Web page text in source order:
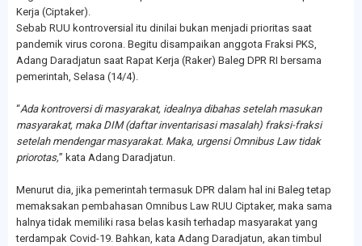
Kerja (Ciptaker).
Sebab RUU kontroversial itu dinilai bukan menjadi prioritas saat
pandemik virus corona. Begitu disampaikan anggota Fraksi PKS,
Adang Daradjatun saat Rapat Kerja (Raker) Baleg DPR RI bersama
pemerintah, Selasa (14/4).
“Ada kontroversi di masyarakat, idealnya dibahas setelah masukan
masyarakat, maka DIM (daftar inventarisasi masalah) fraksi-fraksi
setelah mendengar masyarakat. Maka, urgensi Omnibus Law tidak
priorotas,” kata Adang Daradjatun.
Menurut dia, jika pemerintah termasuk DPR dalam hal ini Baleg tetap
memaksakan pembahasan Omnibus Law RUU Ciptaker, maka sama
halnya tidak memiliki rasa belas kasih terhadap masyarakat yang
terdampak Covid-19. Bahkan, kata Adang Daradjatun, akan timbul